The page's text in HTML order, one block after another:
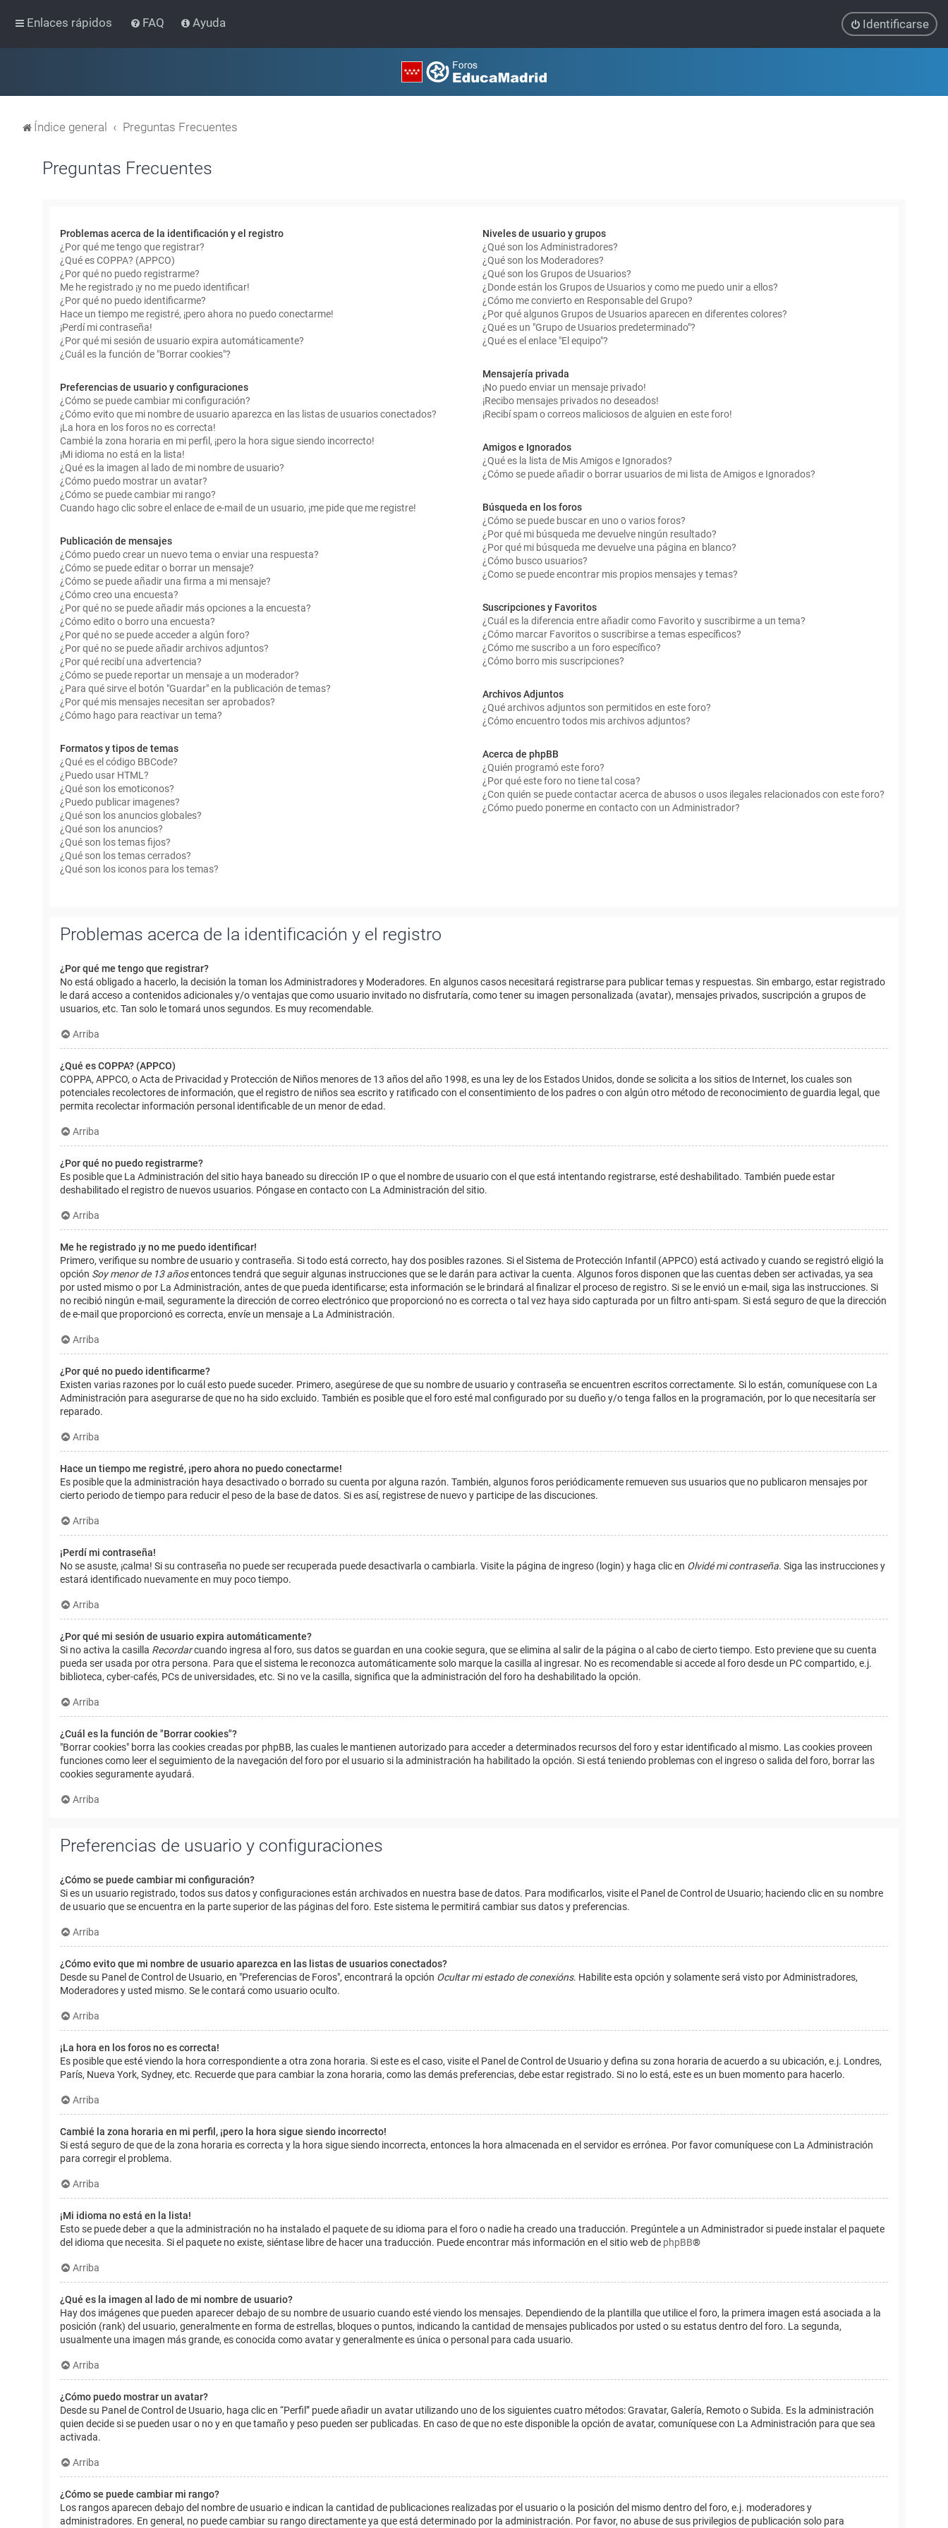
Enlaces rápidos FAQ Ayuda Identificarse
Índice general Preguntas Frecuentes
Preguntas Frecuentes
Problemas acerca de la identificación y el registro
¿Por qué me tengo que registrar?
¿Qué es COPPA? (APPCO)
¿Por qué no puedo registrarme?
Me he registrado ¡y no me puedo identificar!
¿Por qué no puedo identificarme?
Hace un tiempo me registré, ¡pero ahora no puedo conectarme!
¡Perdí mi contraseña!
¿Por qué mi sesión de usuario expira automáticamente?
¿Cuál es la función de "Borrar cookies"?
Preferencias de usuario y configuraciones
¿Cómo se puede cambiar mi configuración?
¿Cómo evito que mi nombre de usuario aparezca en las listas de usuarios conectados?
¡La hora en los foros no es correcta!
Cambié la zona horaria en mi perfil, ¡pero la hora sigue siendo incorrecto!
¡Mi idioma no está en la lista!
¿Qué es la imagen al lado de mi nombre de usuario?
¿Cómo puedo mostrar un avatar?
¿Cómo se puede cambiar mi rango?
Cuando hago clic sobre el enlace de e-mail de un usuario, ¡me pide que me registre!
Publicación de mensajes
¿Cómo puedo crear un nuevo tema o enviar una respuesta?
¿Cómo se puede editar o borrar un mensaje?
¿Cómo se puede añadir una firma a mi mensaje?
¿Cómo creo una encuesta?
¿Por qué no se puede añadir más opciones a la encuesta?
¿Cómo edito o borro una encuesta?
¿Por qué no se puede acceder a algún foro?
¿Por qué no se puede añadir archivos adjuntos?
¿Por qué recibí una advertencia?
¿Cómo se puede reportar un mensaje a un moderador?
¿Para qué sirve el botón "Guardar" en la publicación de temas?
¿Por qué mis mensajes necesitan ser aprobados?
¿Cómo hago para reactivar un tema?
Formatos y tipos de temas
¿Qué es el código BBCode?
¿Puedo usar HTML?
¿Qué son los emoticonos?
¿Puedo publicar imagenes?
¿Qué son los anuncios globales?
¿Qué son los anuncios?
¿Qué son los temas fijos?
¿Qué son los temas cerrados?
¿Qué son los iconos para los temas?
Niveles de usuario y grupos
¿Qué son los Administradores?
¿Qué son los Moderadores?
¿Qué son los Grupos de Usuarios?
¿Donde están los Grupos de Usuarios y como me puedo unir a ellos?
¿Cómo me convierto en Responsable del Grupo?
¿Por qué algunos Grupos de Usuarios aparecen en diferentes colores?
¿Qué es un "Grupo de Usuarios predeterminado"?
¿Qué es el enlace "El equipo"?
Mensajería privada
¡No puedo enviar un mensaje privado!
¡Recibo mensajes privados no deseados!
¡Recibí spam o correos maliciosos de alguien en este foro!
Amigos e Ignorados
¿Qué es la lista de Mis Amigos e Ignorados?
¿Cómo se puede añadir o borrar usuarios de mi lista de Amigos e Ignorados?
Búsqueda en los foros
¿Cómo se puede buscar en uno o varios foros?
¿Por qué mi búsqueda me devuelve ningún resultado?
¿Por qué mi búsqueda me devuelve una página en blanco?
¿Cómo busco usuarios?
¿Como se puede encontrar mis propios mensajes y temas?
Suscripciones y Favoritos
¿Cuál es la diferencia entre añadir como Favorito y suscribirme a un tema?
¿Cómo marcar Favoritos o suscribirse a temas específicos?
¿Cómo me suscribo a un foro específico?
¿Cómo borro mis suscripciones?
Archivos Adjuntos
¿Qué archivos adjuntos son permitidos en este foro?
¿Cómo encuentro todos mis archivos adjuntos?
Acerca de phpBB
¿Quién programó este foro?
¿Por qué este foro no tiene tal cosa?
¿Con quién se puede contactar acerca de abusos o usos ilegales relacionados con este foro?
¿Cómo puedo ponerme en contacto con un Administrador?
Problemas acerca de la identificación y el registro
¿Por qué me tengo que registrar?
No está obligado a hacerlo, la decisión la toman los Administradores y Moderadores. En algunos casos necesitará registrarse para publicar temas y respuestas. Sin embargo, estar registrado
le dará acceso a contenidos adicionales y/o ventajas que como usuario invitado no disfrutaría, como tener su imagen personalizada (avatar), mensajes privados, suscripción a grupos de
usuarios, etc. Tan solo le tomará unos segundos. Es muy recomendable.
Arriba
¿Qué es COPPA? (APPCO)
COPPA, APPCO, o Acta de Privacidad y Protección de Niños menores de 13 años del año 1998, es una ley de los Estados Unidos, donde se solicita a los sitios de Internet, los cuales son
potenciales recolectores de información, que el registro de niños sea escrito y ratificado con el consentimiento de los padres o con algún otro método de reconocimiento de guardia legal, que
permita recolectar información personal identificable de un menor de edad.
Arriba
¿Por qué no puedo registrarme?
Es posible que La Administración del sitio haya baneado su dirección IP o que el nombre de usuario con el que está intentando registrarse, esté deshabilitado. También puede estar
deshabilitado el registro de nuevos usuarios. Póngase en contacto con La Administración del sitio.
Arriba
Me he registrado ¡y no me puedo identificar!
Primero, verifique su nombre de usuario y contraseña. Si todo está correcto, hay dos posibles razones. Si el Sistema de Protección Infantil (APPCO) está activado y cuando se registró eligió la
opción Soy menor de 13 añosentonces tendrá que seguir algunas instrucciones que se le darán para activar la cuenta. Algunos foros disponen que las cuentas deben ser activadas, ya sea
por usted mismo o por La Administración, antes de que pueda identificarse; esta información se le brindará al finalizar el proceso de registro. Si se le envió un e-mail, siga las instrucciones. Si
no recibió ningún e-mail, seguramente la dirección de correo electrónico que proporcionó no es correcta o tal vez haya sido capturada por un filtro anti-spam. Si está seguro de que la dirección
de e-mail que proporcionó es correcta, envíe un mensaje a La Administración.
Arriba
¿Por qué no puedo identificarme?
Existen varias razones por lo cuál esto puede suceder. Primero, asegúrese de que su nombre de usuario y contraseña se encuentren escritos correctamente. Si lo están, comuníquese con La
Administración para asegurarse de que no ha sido excluido. También es posible que el foro esté mal configurado por su dueño y/o tenga fallos en la programación, por lo que necesitaría ser
reparado.
Arriba
Hace un tiempo me registré, ¡pero ahora no puedo conectarme!
Es posible que la administración haya desactivado o borrado su cuenta por alguna razón. También, algunos foros periódicamente remueven sus usuarios que no publicaron mensajes por
cierto periodo de tiempo para reducir el peso de la base de datos. Si es así, registrese de nuevo y participe de las discuciones.
Arriba
¡Perdí mi contraseña!
No se asuste, ¡calma! Si su contraseña no puede ser recuperada puede desactivarla o cambiarla. Visite la página de ingreso (login) y haga clic en Olvidé mi contraseña. Siga las instrucciones y
estará identificado nuevamente en muy poco tiempo.
Arriba
¿Por qué mi sesión de usuario expira automáticamente?
Si no activa la casilla Recordarcuando ingresa al foro, sus datos se guardan en una cookie segura, que se elimina al salir de la página o al cabo de cierto tiempo. Esto previene que su cuenta
pueda ser usada por otra persona. Para que el sistema le reconozca automáticamente solo marque la casilla al ingresar. No es recomendable si accede al foro desde un PC compartido, e.j.
biblioteca, cyber-cafés, PCs de universidades, etc. Si no ve la casilla, significa que la administración del foro ha deshabilitado la opción.
Arriba
¿Cuál es la función de "Borrar cookies"?
"Borrar cookies" borra las cookies creadas por phpBB, las cuales le mantienen autorizado para acceder a determinados recursos del foro y estar identificado al mismo. Las cookies proveen
funciones como leer el seguimiento de la navegación del foro por el usuario si la administración ha habilitado la opción. Si está teniendo problemas con el ingreso o salida del foro, borrar las
cookies seguramente ayudará.
Arriba
Preferencias de usuario y configuraciones
¿Cómo se puede cambiar mi configuración?
Si es un usuario registrado, todos sus datos y configuraciones están archivados en nuestra base de datos. Para modificarlos, visite el Panel de Control de Usuario; haciendo clic en su nombre
de usuario que se encuentra en la parte superior de las páginas del foro. Este sistema le permitirá cambiar sus datos y preferencias.
Arriba
¿Cómo evito que mi nombre de usuario aparezca en las listas de usuarios conectados?
Desde su Panel de Control de Usuario, en "Preferencias de Foros", encontrará la opción Ocultar mi estado de conexións. Habilite esta opción y solamente será visto por Administradores,
Moderadores y usted mismo. Se le contará como usuario oculto.
Arriba
¡La hora en los foros no es correcta!
Es posible que esté viendo la hora correspondiente a otra zona horaria. Si este es el caso, visite el Panel de Control de Usuario y defina su zona horaria de acuerdo a su ubicación, e.j. Londres,
París, Nueva York, Sydney, etc. Recuerde que para cambiar la zona horaria, como las demás preferencias, debe estar registrado. Si no lo está, este es un buen momento para hacerlo.
Arriba
Cambié la zona horaria en mi perfil, ¡pero la hora sigue siendo incorrecto!
Si está seguro de que de la zona horaria es correcta y la hora sigue siendo incorrecta, entonces la hora almacenada en el servidor es errónea. Por favor comuníquese con La Administración
para corregir el problema.
Arriba
¡Mi idioma no está en la lista!
Esto se puede deber a que la administración no ha instalado el paquete de su idioma para el foro o nadie ha creado una traducción. Pregúntele a un Administrador si puede instalar el paquete
del idioma que necesita. Si el paquete no existe, siéntase libre de hacer una traducción. Puede encontrar más información en el sitio web de phpBB®
Arriba
¿Qué es la imagen al lado de mi nombre de usuario?
Hay dos imágenes que pueden aparecer debajo de su nombre de usuario cuando esté viendo los mensajes. Dependiendo de la plantilla que utilice el foro, la primera imagen está asociada a la
posición (rank) del usuario, generalmente en forma de estrellas, bloques o puntos, indicando la cantidad de mensajes publicados por usted o su estatus dentro del foro. La segunda,
usualmente una imagen más grande, es conocida como avatar y generalmente es única o personal para cada usuario.
Arriba
¿Cómo puedo mostrar un avatar?
Desde su Panel de Control de Usuario, haga clic en “Perfil” puede añadir un avatar utilizando uno de los siguientes cuatro métodos: Gravatar, Galería, Remoto o Subida. Es la administración
quien decide si se pueden usar o no y en que tamaño y peso pueden ser publicadas. En caso de que no este disponible la opción de avatar, comuníquese con La Administración para que sea
activada.
Arriba
¿Cómo se puede cambiar mi rango?
Los rangos aparecen debajo del nombre de usuario e indican la cantidad de publicaciones realizadas por el usuario o la posición del mismo dentro del foro, e.j. moderadores y
administradores. En general, no puede cambiar su rango directamente ya que está determinado por la administración. Por favor, no abuse de sus privilegios de publicación solo para